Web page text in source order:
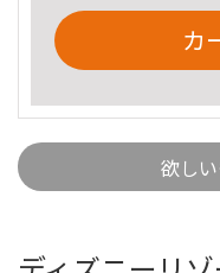
カ
欲し